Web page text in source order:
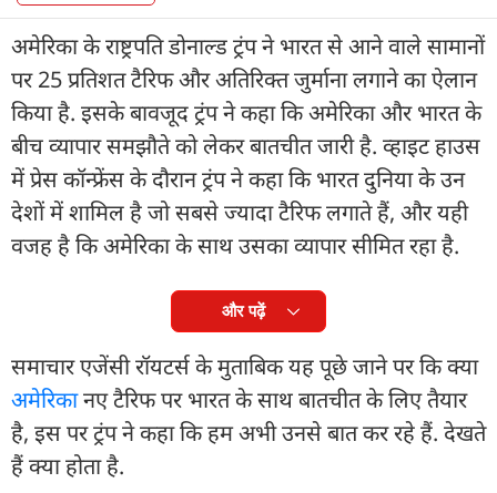
अमेरिका के राष्ट्रपति डोनाल्ड ट्रंप ने भारत से आने वाले सामानों
पर 25 प्रतिशत टैरिफ और अतिरिक्त जुर्माना लगाने का ऐलान
किया है. इसके बावजूद ट्रंप ने कहा कि अमेरिका और भारत के
बीच व्यापार समझौते को लेकर बातचीत जारी है. व्हाइट हाउस
में प्रेस कॉन्फ्रेंस के दौरान ट्रंप ने कहा कि भारत दुनिया के उन
देशों में शामिल है जो सबसे ज्यादा टैरिफ लगाते हैं, और यही
वजह है कि अमेरिका के साथ उसका व्यापार सीमित रहा है.
और पढ़ें
समाचार एजेंसी रॉयटर्स के मुताबिक यह पूछे जाने पर कि क्या
अमेरिकानए टैरिफ पर भारत के साथ बातचीत के लिए तैयार
है, इस पर ट्रंप ने कहा कि हम अभी उनसे बात कर रहे हैं. देखते
हैं क्या होता है.